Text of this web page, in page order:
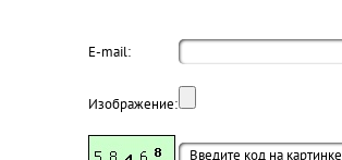
E-mail:
Изображение: